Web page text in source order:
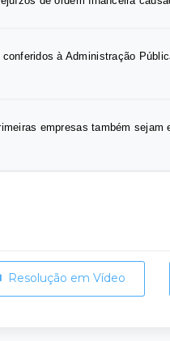
à Administração
empresas também sejam
Resolução em Vídeo